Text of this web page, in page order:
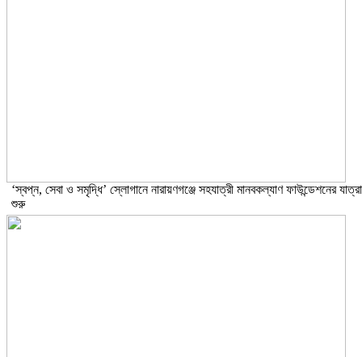
‘স্বপ্ন, সেবা ও সমৃদ্ধি’ স্লোগানে নারায়ণগঞ্জে সহযাত্রী মানবকল্যাণ ফাউন্ডেশনের যাত্রা
শুরু